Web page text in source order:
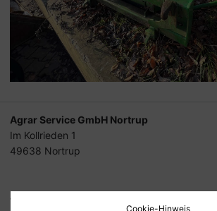
Agrar Service GmbH Nortrup
Im Kollrieden 1
49638 Nortrup
Tel.
Cookie-Hinweis